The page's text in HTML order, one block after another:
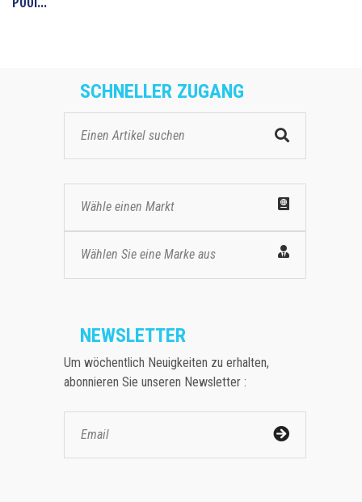
SCHNELLER ZUGANG
Wähle einen Markt
Wählen Sie eine Marke aus
NEWSLETTER
Um wöchentlich Neuigkeiten zu erhalten,
abonnieren Sie unseren Newsletter :